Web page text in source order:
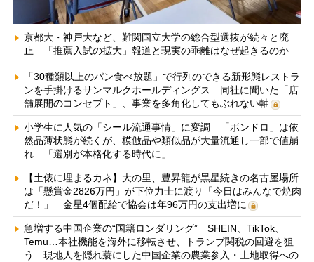
京都大・神戸大など、難関国立大学の総合型選抜が続々と廃
止 「推薦入試の拡大」報道と現実の乖離はなぜ起きるのか
「30種類以上のパン食べ放題」で行列のできる新形態レストラ
ンを手掛けるサンマルクホールディングス 同社に聞いた「店
舗展開のコンセプト」、事業を多角化してもぶれない軸
小学生に人気の「シール流通事情」に変調 「ボンドロ」は依
然品薄状態が続くが、模倣品や類似品が大量流通し一部で値崩
れ 「選別が本格化する時代に」
【土俵に埋まるカネ】大の里、豊昇龍が黒星続きの名古屋場所
は「懸賞金2826万円」が下位力士に渡り「今日はみんなで焼肉
だ！」 金星4個配給で協会は年96万円の支出増に
急増する中国企業の“国籍ロンダリング” SHEIN、TikTok、
Temu…本社機能を海外に移転させ、トランプ関税の回避を狙
う 現地人を隠れ蓑にした中国企業の農業参入・土地取得への